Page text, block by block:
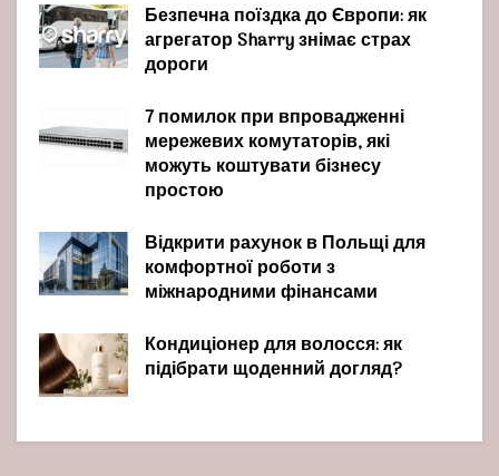
Безпечна поїздка до Європи: як
агрегатор Sharry знімає страх
дороги
7 помилок при впровадженні
мережевих комутаторів, які
можуть коштувати бізнесу
простою
Відкрити рахунок в Польщі для
комфортної роботи з
міжнародними фінансами
Кондиціонер для волосся: як
підібрати щоденний догляд?